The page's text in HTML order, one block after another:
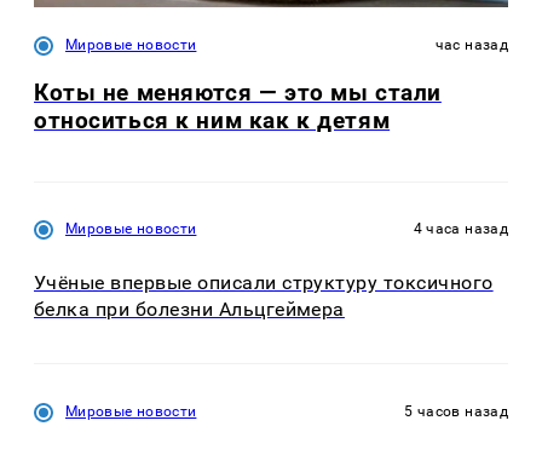
Мировые новости час назад
Коты не меняются — это мы стали
относиться к ним как к детям
Мировые новости 4 часа назад
Учёные впервые описали структуру токсичного
белка при болезни Альцгеймера
Мировые новости 5 часов назад